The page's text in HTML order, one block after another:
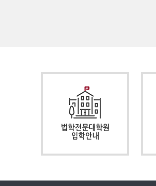
법학전문대학원
입학안내